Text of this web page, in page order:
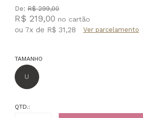
De:R$ 299,00
R$ 219,00
ou 7x de R$ 31,28
TAMANHO
U
QTD.: